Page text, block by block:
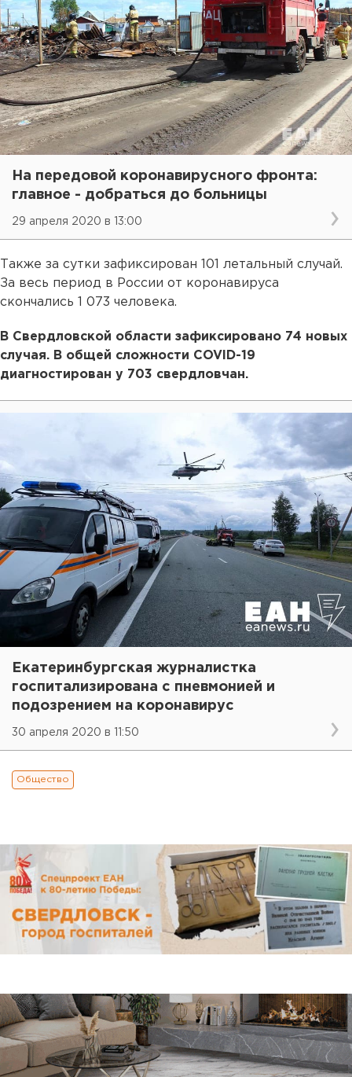
На передовой коронавирусного фронта:
главное - добраться до больницы
29 апреля 2020 в 13:00
Также за сутки зафиксирован 101 летальный случай.
За весь период в России от коронавируса
скончались 1 073 человека.
В Свердловской области зафиксировано 74 новых
случая. В общей сложности COVID-19
диагностирован у 703 свердловчан.
Екатеринбургская журналистка
госпитализирована с пневмонией и
подозрением на коронавирус
30 апреля 2020 в 11:50
Общество